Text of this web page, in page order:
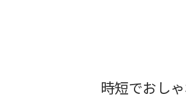
時短でおし